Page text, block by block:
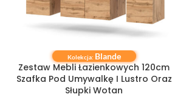
DODAJ DO KOSZYKA
Kolekcja: Blande
Zestaw Mebli Łazienkowych 120cm
Szafka Pod Umywalkę I Lustro Oraz
Słupki Wotan